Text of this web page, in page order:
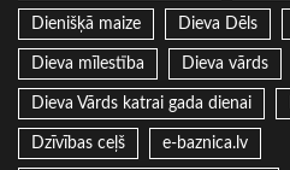
Dienišķā maize Dieva Dēls
Dieva mīlestība Dieva vārds
Dieva Vārds katrai gada dienai
Dzīvības ceļš e-baznica.lv